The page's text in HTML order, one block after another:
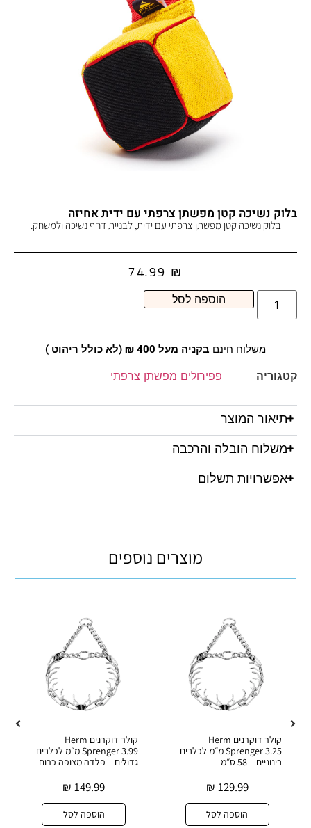
בלוק נשיכה קטן מפשתן צרפתי עם ידית אחיזה
בלוק נשיכה קטן מפשתן צרפתי עם ידית, לבניית דחף נשיכה ולמשחק.
74.99 ₪
הוספה לסל
משלוח חינם בקניה מעל 400 ₪ (לא כולל ריהוט )
קטגוריה פפירולים מפשתן צרפתי
תיאור המוצר
משלוח הובלה והרכבה
אפשרויות תשלום
מוצרים נוספים
קולר דוקרנים Herm
Sprenger 3.25 מ״מ לכלבים
בינוניים – 58 ס״מ
129.99
₪
הוספה לסל
קולר דוקרנים Herm
Sprenger 3.99 מ״מ לכלבים
גדולים – פלדה מצופה כרום
149.99
₪
הוספה לסל